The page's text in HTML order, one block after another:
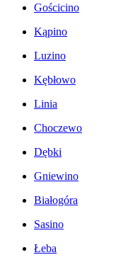
Gościcino
Kąpino
Luzino
Kębłowo
Linia
Choczewo
Dębki
Gniewino
Białogóra
Sasino
Łeba